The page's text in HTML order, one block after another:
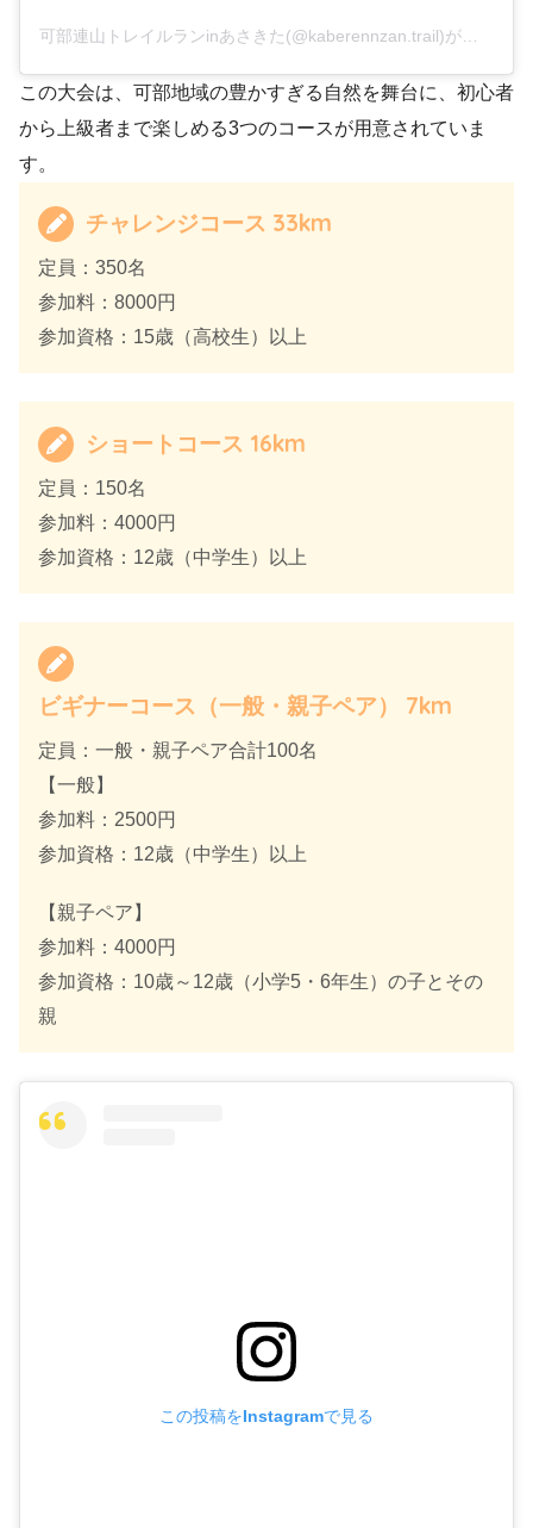
この大会は、可部地域の豊かすぎる自然を舞台に、初心者
から上級者まで楽しめる3つのコースが用意されていま
す。
チャレンジコース 33km
定員：350名
参加料：8000円
参加資格：15歳（高校生）以上
ショートコース 16km
定員：150名
参加料：4000円
参加資格：12歳（中学生）以上
ビギナーコース（一般・親子ペア） 7km
定員：一般・親子ペア合計100名
【一般】
参加料：2500円
参加資格：12歳（中学生）以上
【親子ペア】
参加料：4000円
参加資格：10歳～12歳（小学5・6年生）の子とその
親
この投稿をInstagramで見る